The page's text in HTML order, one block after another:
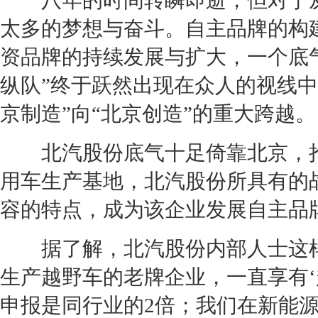
太多的梦想与奋斗。自主品牌的
资品牌的持续发展与扩大，一个
纵队”终于跃然出现在众人的视线
京制造”向“北京创造”的重大跨越。
北汽股份底气十足倚靠北京，
用车生产基地，北汽股份所具有
容的特点，成为该企业发展自主品
据了解，北汽股份内部人士这
生产越野车的老牌企业，一直享有
申报是同行业的2倍；我们在新能